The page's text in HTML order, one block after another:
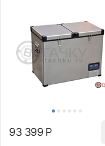
93 399 Р